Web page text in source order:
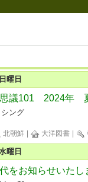
曜日
思議101 2024年
ング
北朝鮮 大洋図書
曜日
をお知らせいたし